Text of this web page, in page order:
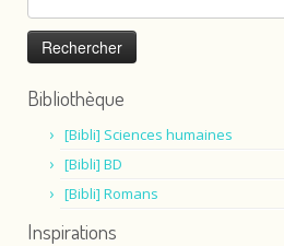
Bibliothèque
[Bibli] Sciences humaines
[Bibli] BD
[Bibli] Romans
Inspirations